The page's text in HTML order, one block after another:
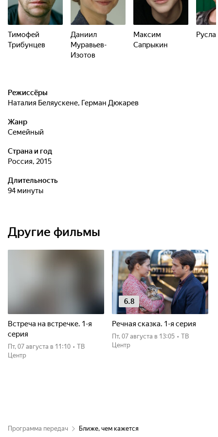
Тимофей
Трибунцев
Даниил
Муравьев-
Изотов
Максим
Сапрыкин
Режиссёры
Наталия Беляускене, Герман Дюкарев
Жанр
семейный
Страна и год
Россия, 2015
Длительность
94 минуты
Другие фильмы
Встреча на встречке. 1-я
серия
пт, 07 августа в 11:10 • ТВ
Центр
6.8
Речная сказка. 1-я серия
пт, 07 августа в 13:05 • ТВ
Центр
Программа передач Ближе, чем кажется